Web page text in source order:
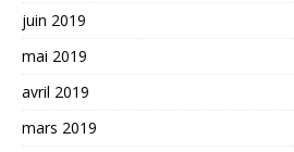
juin 2019
mai 2019
avril 2019
mars 2019